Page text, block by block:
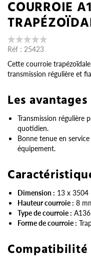
COURROIE
Réf : 25423
Cette courroie
transmission régulière et
Les avantages
Transmission régulière
quotidien.
Bonne tenue en
équipement.
Dimension : 13 x 3504
Hauteur courroie : 8
Type de courroie : A136
Forme de courroie :
Compatibilité